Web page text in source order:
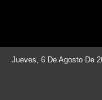
Jueves, 6 De Agosto De